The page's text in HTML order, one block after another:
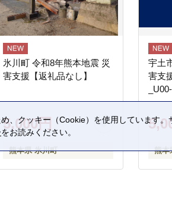
氷川町 令和8年熊本地震 災
害支援【返礼品なし】
5,000円
熊本県 氷川町
宇土
害支
熊本
、クッキー（Cookie）を使用しています
をお読みください。